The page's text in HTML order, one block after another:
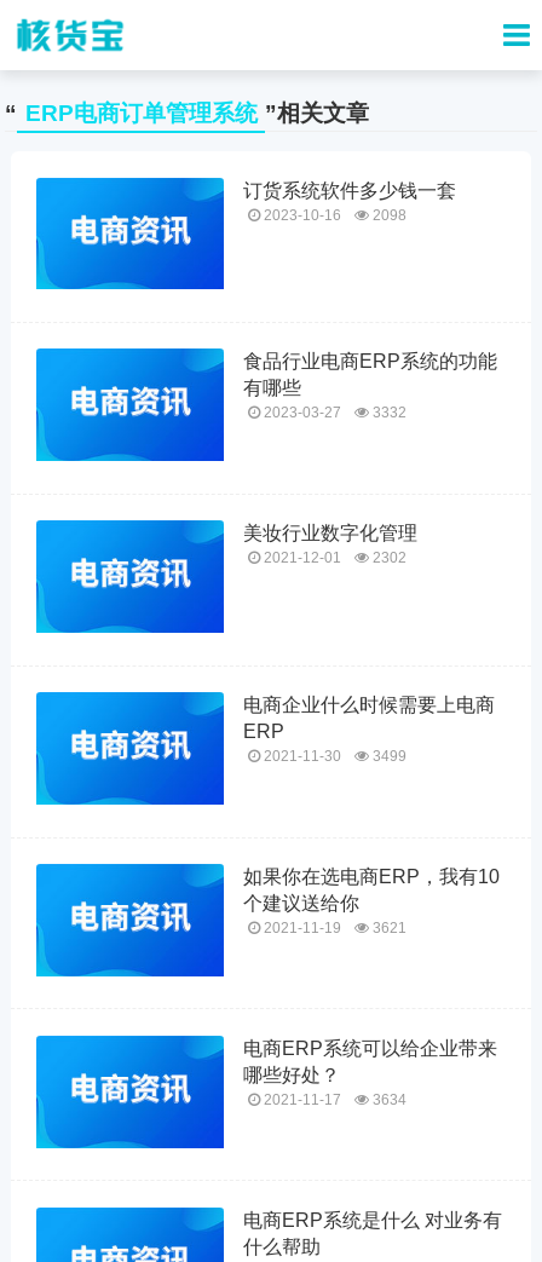
“ ERP电商订单管理系统 ”相关文章
订货系统软件多少钱一套
2023-10-16 2098
食品行业电商ERP系统的功能
有哪些
2023-03-27 3332
美妆行业数字化管理
2021-12-01 2302
电商企业什么时候需要上电商
ERP
2021-11-30 3499
如果你在选电商ERP，我有10
个建议送给你
2021-11-19 3621
电商ERP系统可以给企业带来
哪些好处？
2021-11-17 3634
电商ERP系统是什么 对业务有
什么帮助